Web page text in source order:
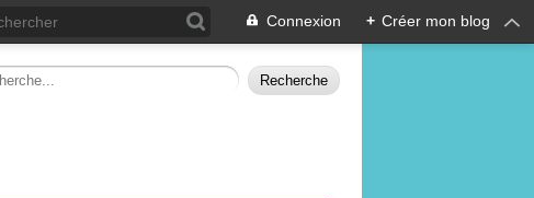
Connexion + Créer mon blog